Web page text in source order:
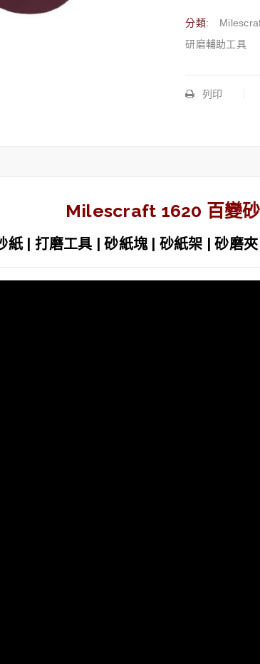
分類:
研磨輔助工具
列印
Milescraft 1620 百變
| 打磨工具 | 砂紙塊 | 砂紙架 | 砂磨